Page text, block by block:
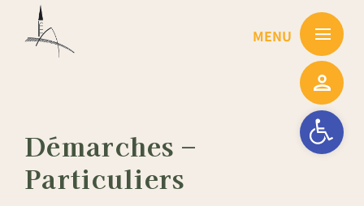
Ouvrir la
Démarches –
Particuliers